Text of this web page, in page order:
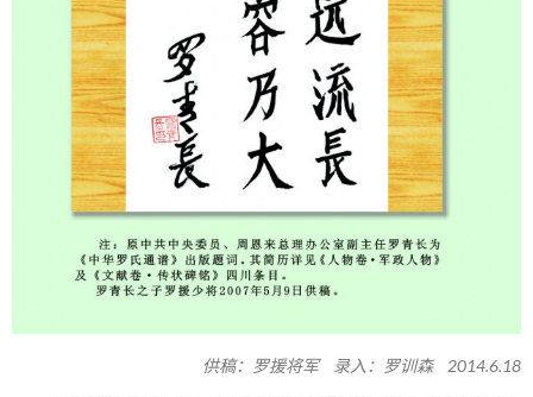
供稿：罗援将军 录入：罗训森 2014.6.18